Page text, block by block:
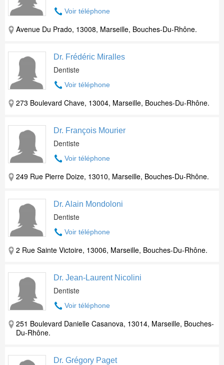
Voir téléphone
Avenue Du Prado, 13008, Marseille, Bouches-Du-Rhône.
Dr. Frédéric Miralles
Dentiste
Voir téléphone
273 Boulevard Chave, 13004, Marseille, Bouches-Du-Rhône.
Dr. François Mourier
Dentiste
Voir téléphone
249 Rue Pierre Doize, 13010, Marseille, Bouches-Du-Rhône.
Dr. Alain Mondoloni
Dentiste
Voir téléphone
2 Rue Sainte Victoire, 13006, Marseille, Bouches-Du-Rhône.
Dr. Jean-Laurent Nicolini
Dentiste
Voir téléphone
251 Boulevard Danielle Casanova, 13014, Marseille, Bouches-
Du-Rhône.
Dr. Grégory Paget